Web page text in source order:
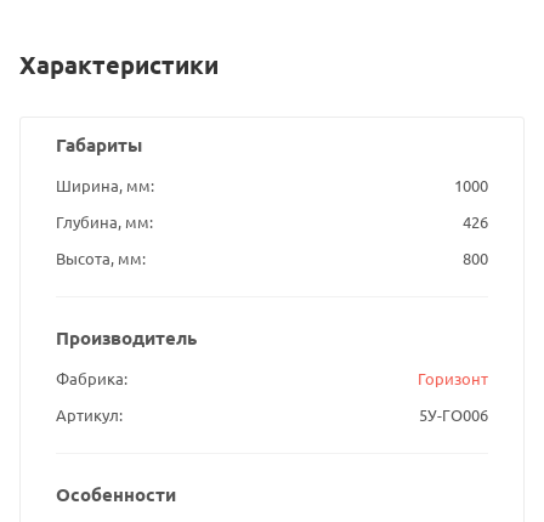
Характеристики
Габариты
Ширина, мм
1000
Глубина, мм
426
Высота, мм
800
Производитель
Фабрика
Горизонт
Артикул
5У-ГО006
Особенности